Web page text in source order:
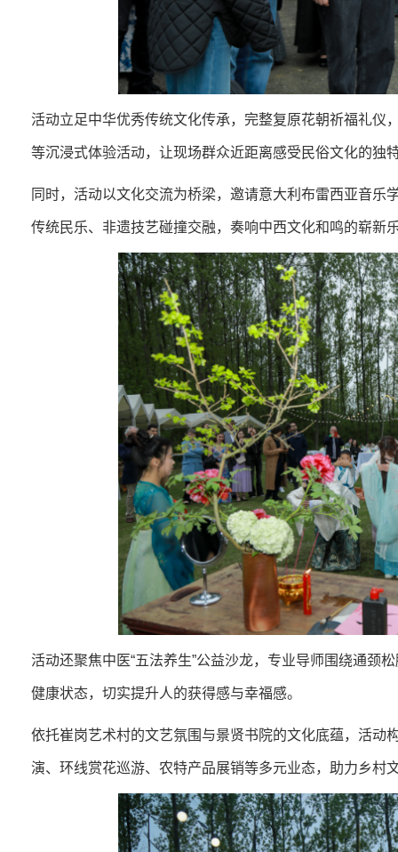
活动立足中华优秀传统文化传承，完整复原花朝祈福礼仪
等沉浸式体验活动，让现场群众近距离感受民俗文化的独
同时，活动以文化交流为桥梁，邀请意大利布雷西亚音
传统民乐、非遗技艺碰撞交融，奏响中西文化和鸣的崭新
活动还聚焦中医“五法养生”公益沙龙，专业导师围绕通颈
健康状态，切实提升人的获得感与幸福感。
依托崔岗艺术村的文艺氛围与景贤书院的文化底蕴，活动
演、环线赏花巡游、农特产品展销等多元业态，助力乡村